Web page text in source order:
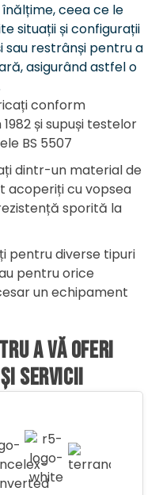
ceea ce le
situații și configurații
sau restrânși pentru a
asigurând astfel o
conform
și supuși testelor
BS 5507
dintr-un material de
acoperiți cu vopsea
sporită la
pentru diverse tipuri
pentru orice
un echipament
A VĂ OFERI
SERVICII